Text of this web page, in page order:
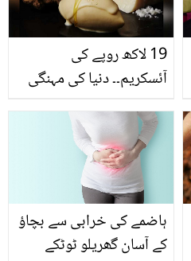
19 لاکھ روپے کی
آئسکریم۔۔ دنیا کی مہنگی
بنائی اور اس میں ایسا کیا
الگ ہے؟
ہاضمے کی خرابی سے بچاؤ
کے آسان گھریلو ٹوٹکے